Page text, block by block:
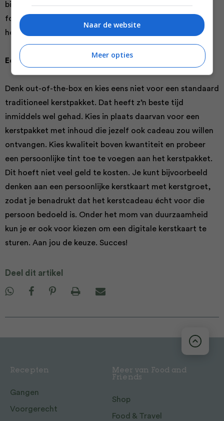
bijvoorbeeld een kerstpakket met fair trade food & non-
food producten. Ongetwijfeld zal dit resulteren in een
hoge waardering vanuit je werknemers.
Een persoonlijke boodschap
Denk out-of-the-box en kies eens niet voor een standaard
traditioneel kerstpakket. Dat heeft z’n beste tijd
inmiddels wel gehad. Kies in plaats daarvan voor een
kerstpakket met inhoud die jezelf ook cadeau zou willen
ontvangen. Kies kwaliteit boven kwantiteit en probeer
een persoonlijke tint toe te voegen aan het kerstpakket.
Dit hoeft niet veel geld te kosten. Je kunt bijvoorbeeld
denken aan een persoonlijke kerstkaart met kerstgroet,
zodat je benadrukt dat het kerstcadeau écht voor die
persoon bedoeld is. Onder het mom van duurzaamheid
kun je er ook voor kiezen om een digitale kerstkaart te
sturen. Aan jou de keuze. Succes!
Deel dit artikel
Naar de website
Meer opties
Recepten
Gangen
Voorgerecht
Meer van Food and
Friends
Shop
Food & Travel